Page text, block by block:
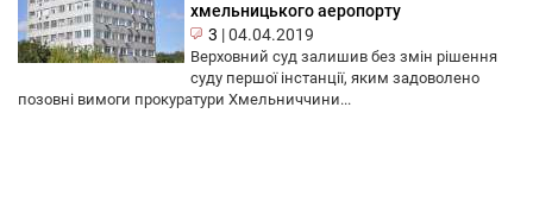
хмельницького аеропорту
3 |04.04.2019
Верховний суд залишив без змін рішення
суду першої інстанції, яким задоволено
позовні вимоги прокуратури Хмельниччини...